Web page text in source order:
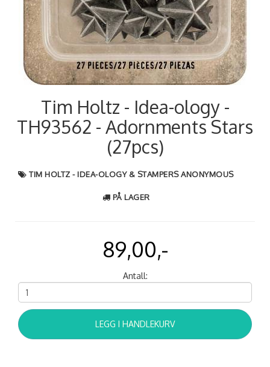
Tim Holtz - Idea-ology -
TH93562 - Adornments Stars
(27pcs)
TIM HOLTZ - IDEA-OLOGY & STAMPERS ANONYMOUS
PÅ LAGER
89,00,-
Antall:
LEGG I HANDLEKURV